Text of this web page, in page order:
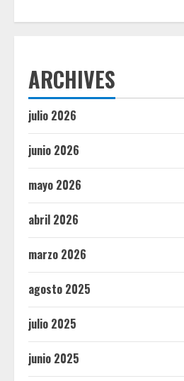
ARCHIVES
julio 2026
junio 2026
mayo 2026
abril 2026
marzo 2026
agosto 2025
julio 2025
junio 2025